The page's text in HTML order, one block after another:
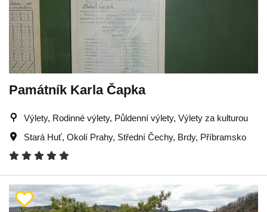
Památník Karla Čapka
Výlety, Rodinné výlety, Půldenní výlety, Výlety za kulturou
Stará Huť, Okolí Prahy, Střední Čechy, Brdy, Příbramsko